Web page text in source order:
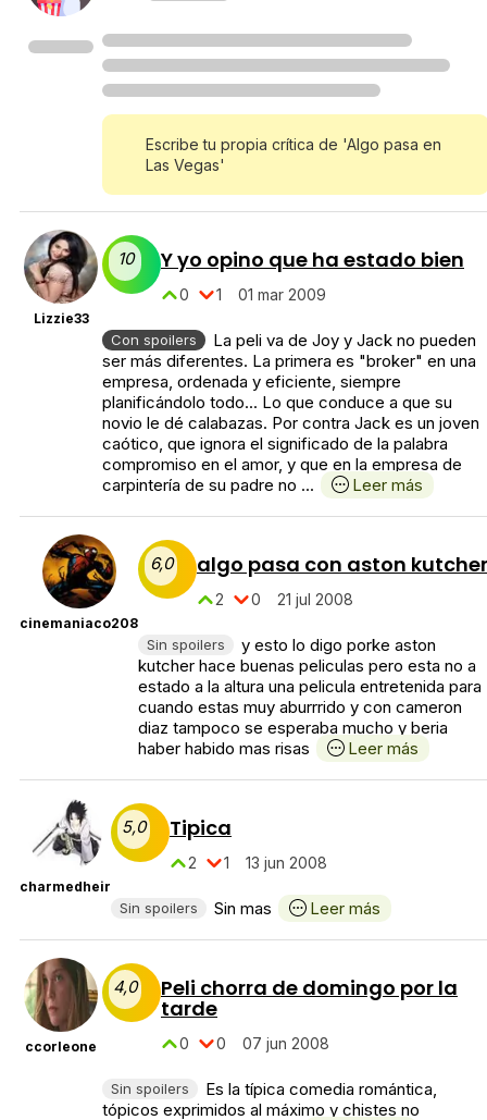
Escribe tu propia crítica de 'Algo pasa en
Las Vegas'
Lizzie33
10 Y yo opino que ha estado bien
0 1 01 mar 2009
Con spoilers
La peli va de Joy y Jack no pueden
ser más diferentes. La primera es "broker" en una
empresa, ordenada y eficiente, siempre
planificándolo todo... Lo que conduce a que su
novio le dé calabazas. Por contra Jack es un joven
caótico, que ignora el significado de la palabra
compromiso en el amor, y que en la empresa de
carpintería de su padre no ...
Leer más
cinemaniaco208
6,0 algo pasa con aston kutcher
2 0 21 jul 2008
Sin spoilers
y esto lo digo porke aston
kutcher hace buenas peliculas pero esta no a
estado a la altura una pelicula entretenida para
cuando estas muy aburrrido y con cameron
diaz tampoco se esperaba mucho y beria
haber habido mas risas
Leer más
charmedheir
5,0 Tipica
2 1 13 jun 2008
Sin spoilers Sin mas Leer más
ccorleone
4,0 Peli chorra de domingo por la
tarde
0 0 07 jun 2008
Sin spoilers
Es la típica comedia romántica,
tópicos exprimidos al máximo y chistes no